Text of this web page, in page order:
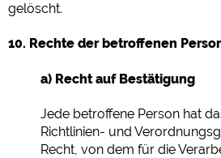
gelöscht.
10. Rechte der betroffenen
a) Recht auf Bestätigung
Jede betroffene Person hat
Richtlinien- und
Recht, von dem für die